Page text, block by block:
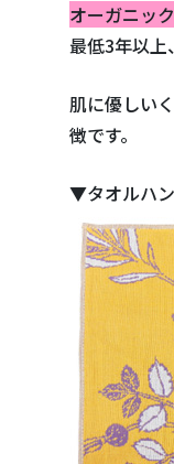
オーガニッ
最低3年以上
肌に優しい
徴です。
▼タオルハ